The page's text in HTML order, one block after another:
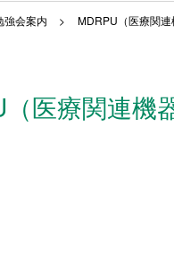
強会案内 MDRPU （医療関
（医療関連機